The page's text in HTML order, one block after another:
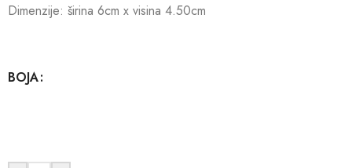
Dimenzije: širina 6cm x visina 4.50cm
BOJA